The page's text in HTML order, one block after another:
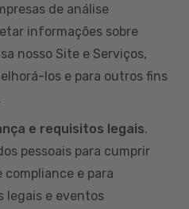
de análise
informações sobre
nosso Site e Serviços,
los e para outros fins
e requisitos legais.
pessoais para cumprir
compliance e para
legais e eventos